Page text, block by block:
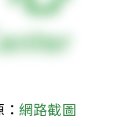
網路截圖